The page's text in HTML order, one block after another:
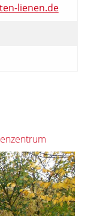
lienen.de